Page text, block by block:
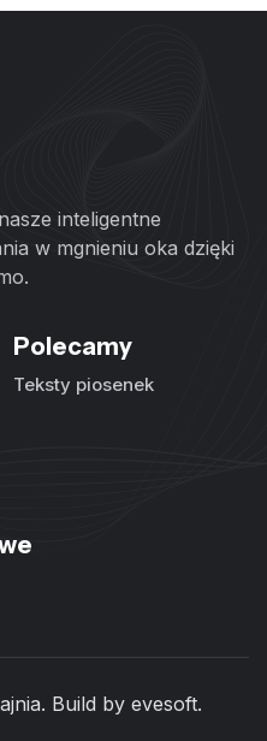
inteligentne
w mgnieniu oka dzięki
Polecamy
Teksty piosenek
Build by evesoft.